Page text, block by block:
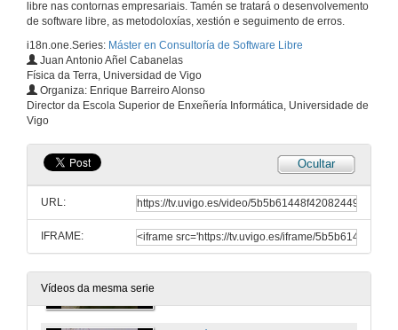
libre nas contornas empresariais. Tamén se tratará o desenvolvemento
de software libre, as metodoloxías, xestión e seguimento de erros.
i18n.one.Series: Máster en Consultoría de Software Libre
Juan Antonio Añel Cabanelas
Física da Terra, Universidad de Vigo
Organiza: Enrique Barreiro Alonso
Director da Escola Superior de Enxeñería Informática, Universidade de
Vigo
Ocultar
URL:
IFRAME:
Vídeos da mesma serie
Presentación